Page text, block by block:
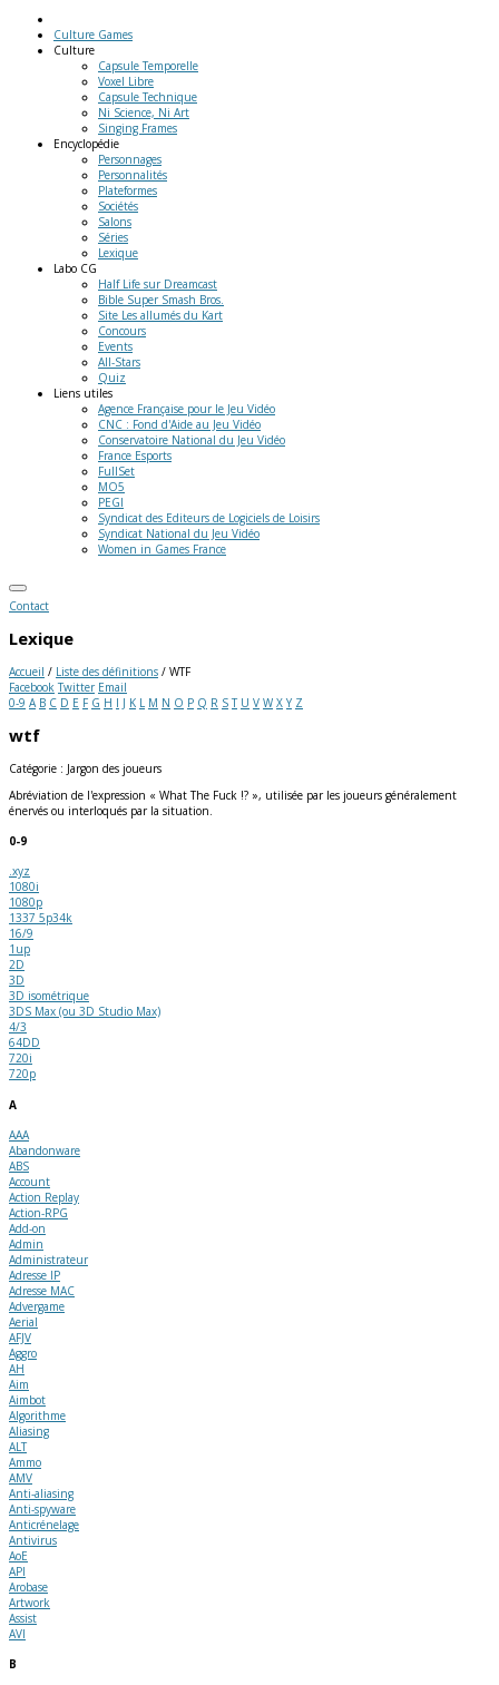
Culture Games
Culture
Capsule Temporelle
Voxel Libre
Capsule Technique
Ni Science, Ni Art
Singing Frames
Encyclopédie
Personnages
Personnalités
Plateformes
Sociétés
Salons
Séries
Lexique
Labo CG
Half Life sur Dreamcast
Bible Super Smash Bros.
Site Les allumés du Kart
Concours
Events
All-Stars
Quiz
Liens utiles
Agence Française pour le Jeu Vidéo
CNC : Fond d'Aide au Jeu Vidéo
Conservatoire National du Jeu Vidéo
France Esports
FullSet
MO5
PEGI
Syndicat des Editeurs de Logiciels de Loisirs
Syndicat National du Jeu Vidéo
Women in Games France
Contact
Lexique
Accueil / Liste des définitions / WTF
Facebook Twitter Email
0-9 A B C D E F G H I J K L M N O P Q R S T U V W X Y Z
wtf
Catégorie : Jargon des joueurs
Abréviation de l'expression « What The Fuck !? », utilisée par les joueurs généralement
énervés ou interloqués par la situation.
0-9
.xyz
1080i
1080p
1337 5p34k
16/9
1up
2D
3D
3D isométrique
3DS Max (ou 3D Studio Max)
4/3
64DD
720i
720p
A
AAA
Abandonware
ABS
Account
Action Replay
Action-RPG
Add-on
Admin
Administrateur
Adresse IP
Adresse MAC
Advergame
Aerial
AFJV
Aggro
AH
Aim
Aimbot
Algorithme
Aliasing
ALT
Ammo
AMV
Anti-aliasing
Anti-spyware
Anticrénelage
Antivirus
AoE
API
Arobase
Artwork
Assist
AVI
B